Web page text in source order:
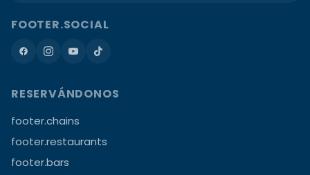
FOOTER.SOCIAL
RESERVÁNDONOS
footer.chains
footer.restaurants
footer.bars